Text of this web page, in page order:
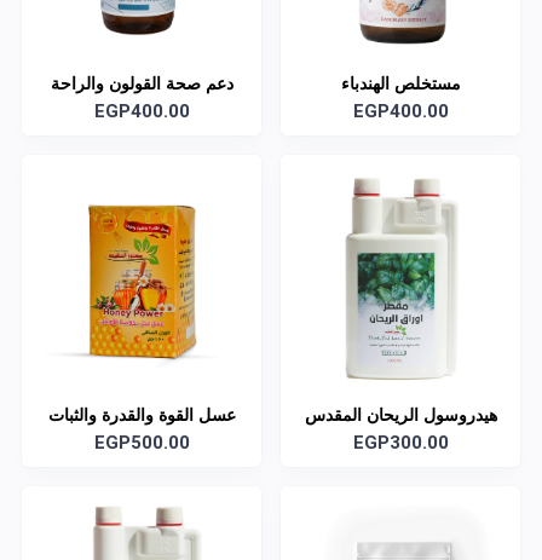
مستخلص الهندباء
EGP400.00
دعم صحة القولون والراحة
الهضمية
EGP400.00
هيدروسول الريحان المقدس
العضوي
EGP300.00
عسل القوة والقدرة والثبات
EGP500.00